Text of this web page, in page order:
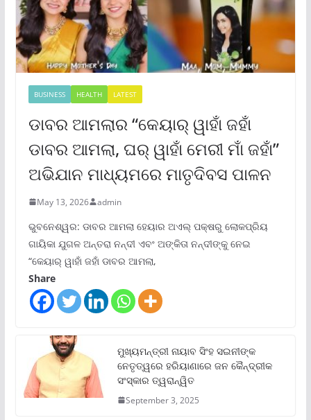
BUSINESS HEALTH LATEST
ଡାବର ଆମଲାର “କେୟାର୍ ୱାହାଁ ଜହାଁ
ଡାବର ଆମଲା, ଘର୍ ୱାହାଁ ମେରୀ ମାଁ ଜହାଁ”
ଅଭିଯାନ ମାଧ୍ୟମରେ ମାତୃଦିବସ ପାଳନ
May 13, 2026 admin
ଭୁବନେଶ୍ୱର: ଡାବର ଆମଲା ହେୟାର ଅଏଲ୍ ପକ୍ଷରୁ ଲୋକପ୍ରିୟ
ଗାୟିକା ଯୁଗଳ ଅନ୍ତରା ନନ୍ଦୀ ଏବଂ ଅଙ୍କିତା ନନ୍ଦୀଙ୍କୁ ନେଇ
“କେୟାର୍ ୱାହାଁ ଜହାଁ ଡାବର ଆମଲା,
Share
ମୁଖ୍ୟମନ୍ତ୍ରୀ ନାୟାବ ସିଂହ ସଇନୀଙ୍କ
ନେତୃତ୍ୱରେ ହରିୟାଣାରେ ଜନ କୈନ୍ଦ୍ରୀକ
ସଂସ୍କାର ତ୍ୱରାନ୍ୱିତ
September 3, 2025